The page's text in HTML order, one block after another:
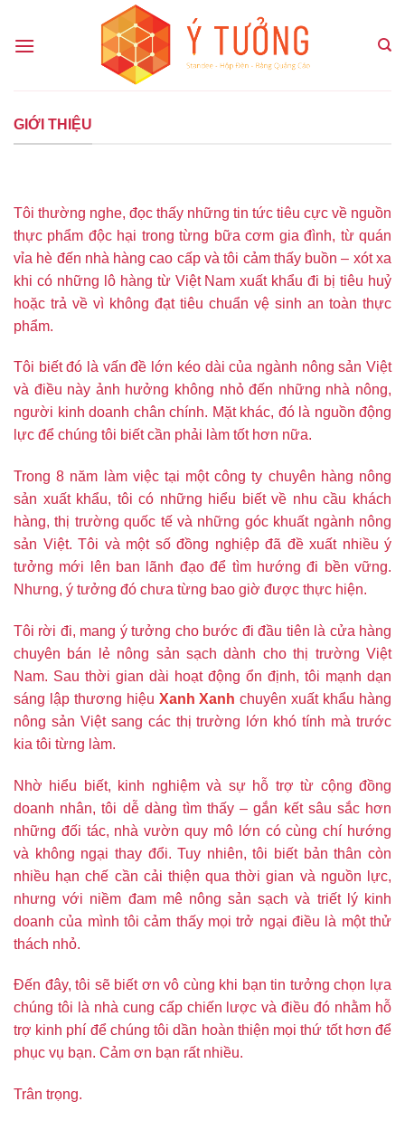
nội
GIỚI THIỆU
Tôi thường nghe, đọc thấy những tin tức tiêu cực về nguồn
thực phẩm độc hại trong từng bữa cơm gia đình, từ quán
vỉa hè đến nhà hàng cao cấp và tôi cảm thấy buồn – xót xa
khi có những lô hàng từ Việt Nam xuất khẩu đi bị tiêu huỷ
hoặc trả về vì không đạt tiêu chuẩn vệ sinh an toàn thực
phẩm.
Tôi biết đó là vấn đề lớn kéo dài của ngành nông sản Việt
và điều này ảnh hưởng không nhỏ đến những nhà nông,
người kinh doanh chân chính. Mặt khác, đó là nguồn động
lực để chúng tôi biết cần phải làm tốt hơn nữa.
Trong 8 năm làm việc tại một công ty chuyên hàng nông
sản xuất khẩu, tôi có những hiểu biết về nhu cầu khách
hàng, thị trường quốc tế và những góc khuất ngành nông
sản Việt. Tôi và một số đồng nghiệp đã đề xuất nhiều ý
tưởng mới lên ban lãnh đạo để tìm hướng đi bền vững.
Nhưng, ý tưởng đó chưa từng bao giờ được thực hiện.
Tôi rời đi, mang ý tưởng cho bước đi đầu tiên là cửa hàng
chuyên bán lẻ nông sản sạch dành cho thị trường Việt
Nam. Sau thời gian dài hoạt động ổn định, tôi mạnh dạn
sáng lập thương hiệu Xanh Xanh chuyên xuất khẩu hàng
nông sản Việt sang các thị trường lớn khó tính mà trước
kia tôi từng làm.
Nhờ hiểu biết, kinh nghiệm và sự hỗ trợ từ cộng đồng
doanh nhân, tôi dễ dàng tìm thấy – gắn kết sâu sắc hơn
những đối tác, nhà vườn quy mô lớn có cùng chí hướng
và không ngại thay đổi. Tuy nhiên, tôi biết bản thân còn
nhiều hạn chế cần cải thiện qua thời gian và nguồn lực,
nhưng với niềm đam mê nông sản sạch và triết lý kinh
doanh của mình tôi cảm thấy mọi trở ngại điều là một thử
thách nhỏ.
Đến đây, tôi sẽ biết ơn vô cùng khi bạn tin tưởng chọn lựa
chúng tôi là nhà cung cấp chiến lược và điều đó nhằm hỗ
trợ kinh phí để chúng tôi dần hoàn thiện mọi thứ tốt hơn để
phục vụ bạn. Cảm ơn bạn rất nhiều.
Trân trọng.